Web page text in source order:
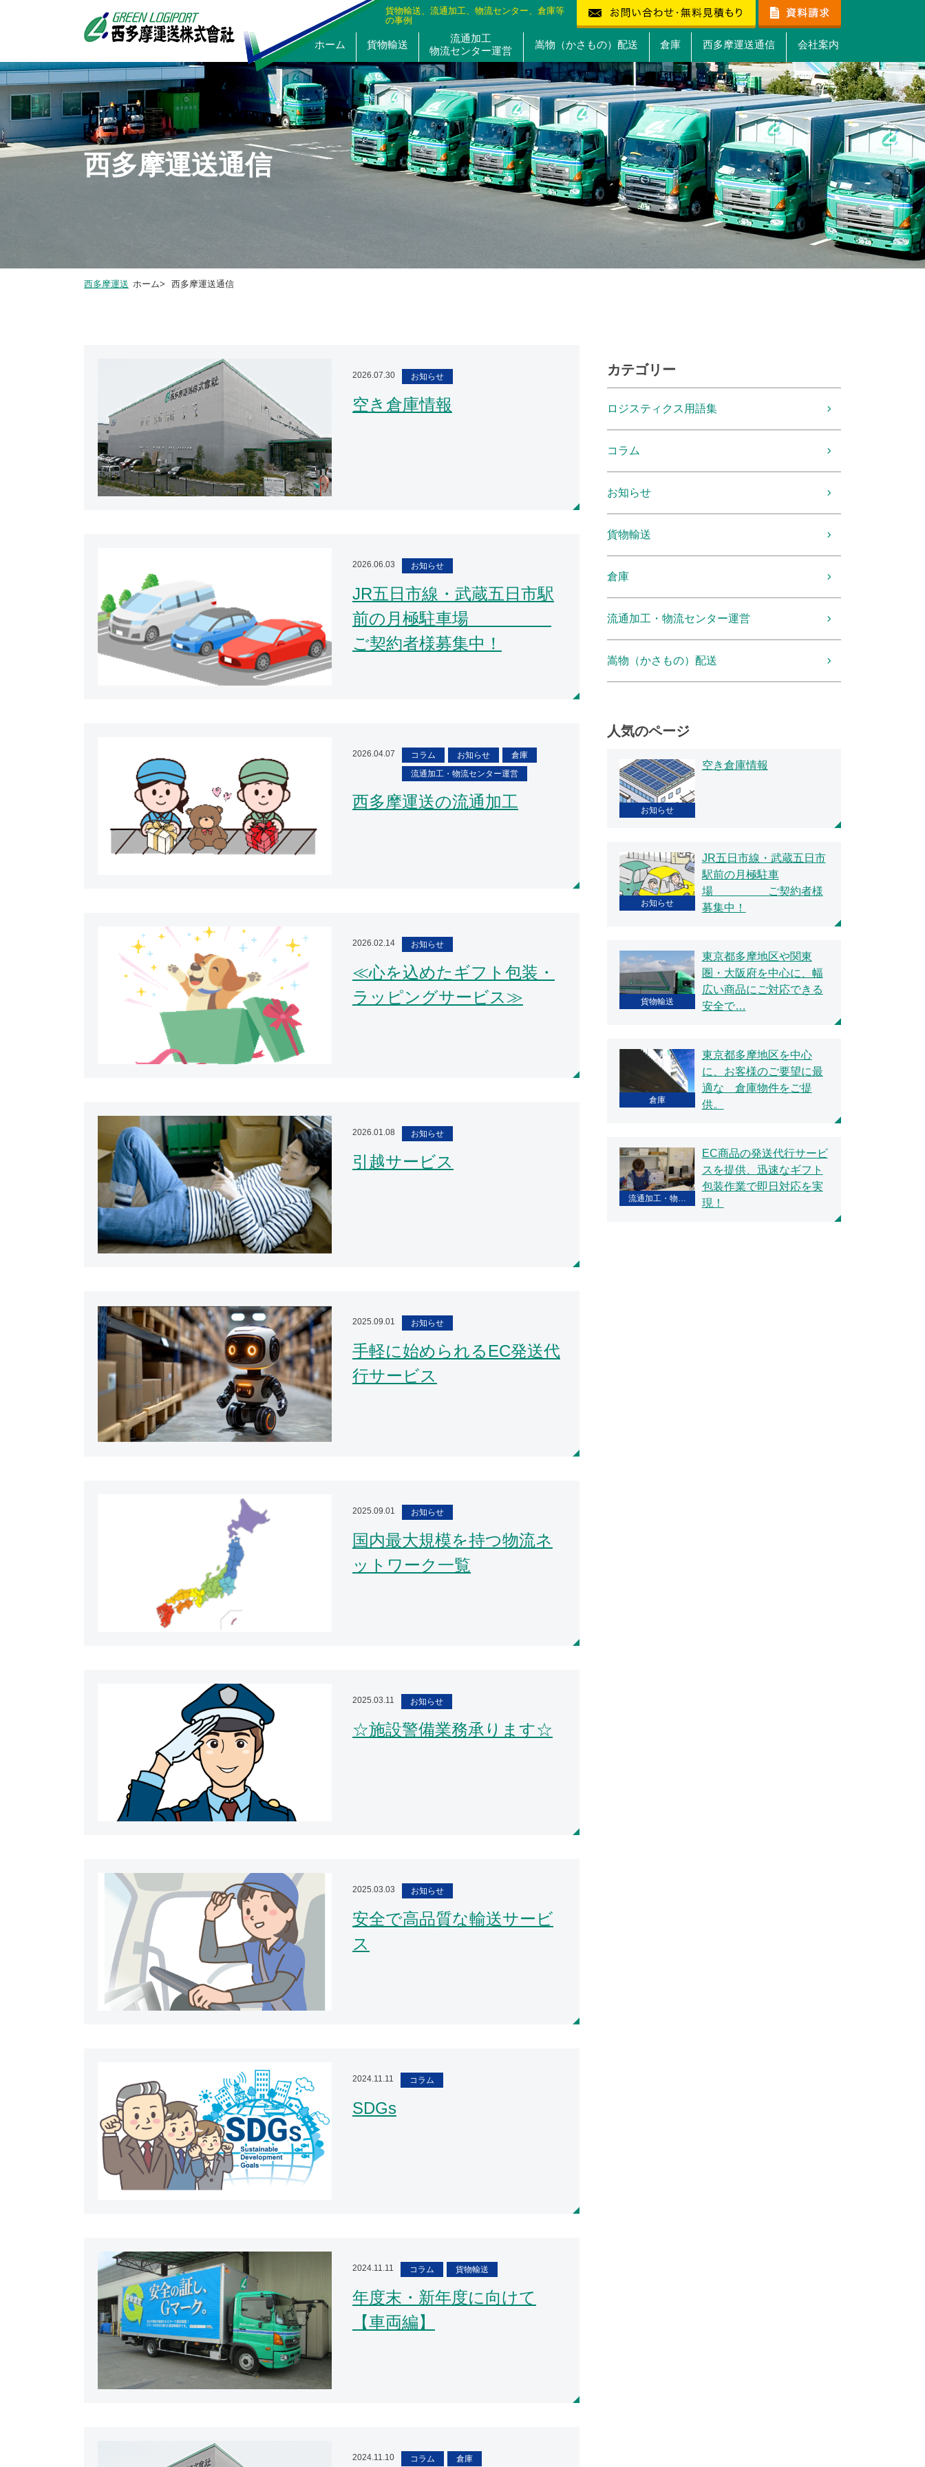
貨物輸送、流通加工、物流センター、倉庫等
の事例
ホーム 貨物輸送
流通加工
物流センター運営
嵩物（かさもの）配送 倉庫 西多摩運送通信 会社案内
西多摩運送通信
西多摩運送 ホーム> 西多摩運送通信
2026.07.30 お知らせ
空き倉庫情報
2026.06.03 お知らせ
JR五日市線・武蔵五日市駅
前の月極駐車場
ご契約者様募集中！
2026.04.07 コラム お知らせ
倉庫
流通加工・物流センター運営
西多摩運送の流通加工
2026.02.14 お知らせ
≪心を込めたギフト包装・
ラッピングサービス≫
2026.01.08 お知らせ
引越サービス
2025.09.01 お知らせ
手軽に始められるEC発送代
行サービス
2025.09.01 お知らせ
国内最大規模を持つ物流ネ
ットワーク一覧
2025.03.11 お知らせ
☆施設警備業務承ります☆
2025.03.03 お知らせ
安全で高品質な輸送サービ
ス
2024.11.11 コラム
SDGs
2024.11.11 コラム 貨物輸送
年度末・新年度に向けて
【車両編】
2024.11.10 コラム 倉庫
カテゴリー
ロジスティクス用語集
コラム
お知らせ
貨物輸送
倉庫
流通加工・物流センター運営
嵩物（かさもの）配送
人気のページ
お知らせ
空き倉庫情報
お知らせ
JR五日市線・武蔵五日市
駅前の月極駐車
場 ご契約者様
募集中！
貨物輸送
東京都多摩地区や関東
圏・大阪府を中心に、幅
広い商品にご対応できる
安全で…
倉庫
東京都多摩地区を中心
に、お客様のご要望に最
適な 倉庫物件をご提
供。
流通加工・物…
EC商品の発送代行サービ
スを提供、迅速なギフト
包装作業で即日対応を実
現！